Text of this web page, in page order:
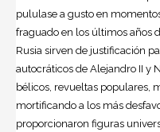
pululase a gusto en
fraguado en los últimos años
Rusia sirven de justificación
autocráticos de Alejandro II y
bélicos, revueltas populares,
mortificando a los más
proporcionaron figuras